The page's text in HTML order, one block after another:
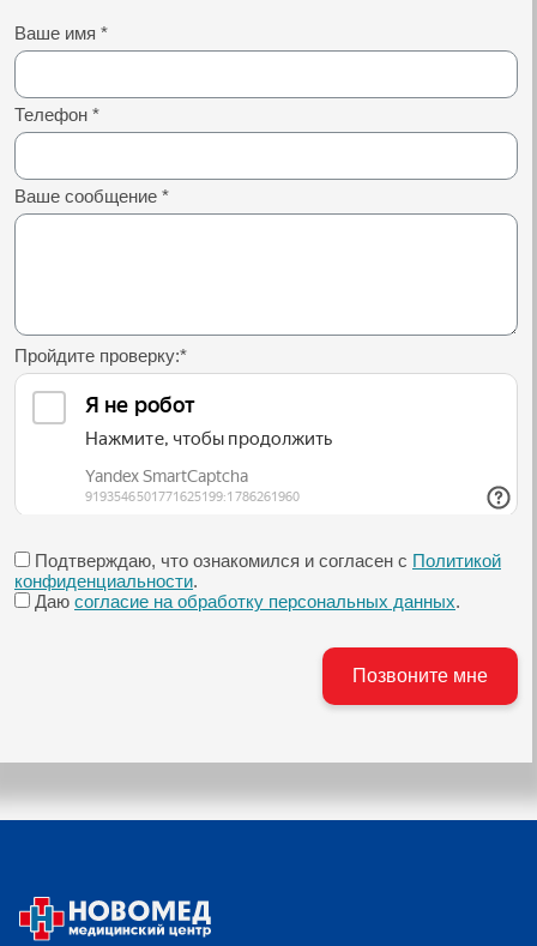
Ваше имя *
Телефон *
Ваше сообщение *
Пройдите проверку:*
Подтверждаю, что ознакомился и согласен с Политикой
конфиденциальности.
Даю согласие на обработку персональных данных.